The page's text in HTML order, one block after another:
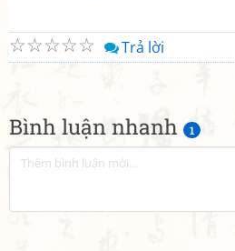
Bình luận nhanh 1
☆
☆
☆
☆
☆ Trả lời